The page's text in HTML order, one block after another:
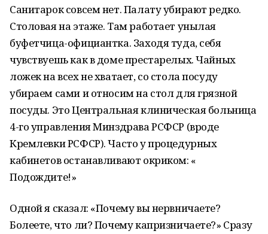
Санитарок совсем нет. Палату убирают редко.
Столовая на этаже. Там работает унылая
буфетчица-официантка. Заходя туда, себя
чувствуешь как в доме престарелых. Чайных
ложек на всех не хватает, со стола посуду
убираем сами и относим на стол для грязной
посуды. Это Центральная клиническая больница
4-го управления Минздрава РСФСР (вроде
Кремлевки РСФСР). Часто у процедурных
кабинетов останавливают окриком: «
Подождите!»
Одной я сказал: «Почему вы нервничаете?
Болеете, что ли? Почему капризничаете?» Сразу